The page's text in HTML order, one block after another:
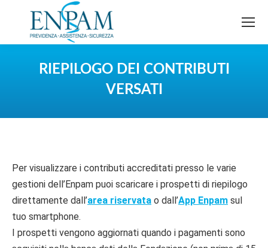
RIEPILOGO DEI CONTRIBUTI
VERSATI
Per visualizzare i contributi accreditati presso le varie
gestioni dell’Enpam puoi scaricare i prospetti di riepilogo
direttamente dall’area riservata o dall’App Enpam sul
tuo smartphone.
I prospetti vengono aggiornati quando i pagamenti sono